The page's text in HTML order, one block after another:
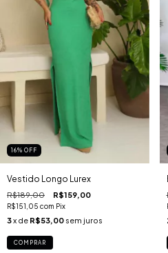
16% OFF
Vestido Longo Lurex
R$189,00 R$159,00
R$151,05 com Pix
3x de R$53,00 sem juros
COMPRAR